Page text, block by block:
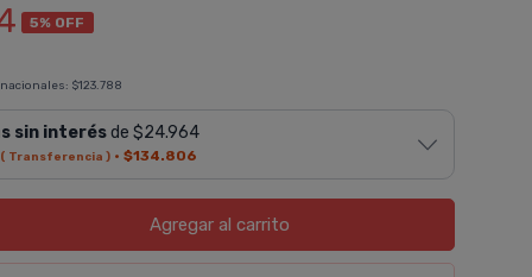
5% OFF
$123.788
sin interésde $24.964
( Transferencia )· $134.806
Agregaral carrito